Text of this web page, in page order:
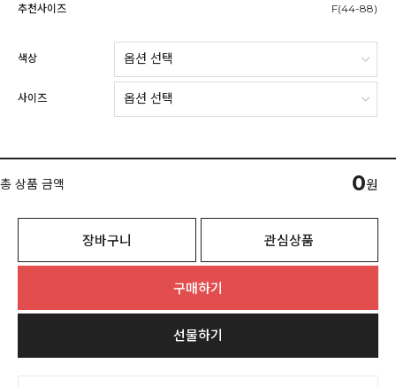
추천사이즈
F(44-88)
색상
사이즈
총 상품 금액 0원
장바구니 관심상품
구매하기
선물하기